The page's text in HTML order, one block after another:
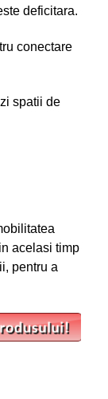
deficitara.
conectare
spatii de
acelasi timp
pentru a